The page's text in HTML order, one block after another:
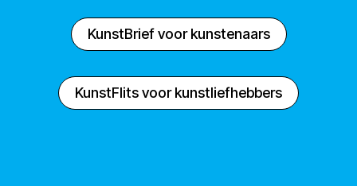
KunstBrief voor kunstenaars
KunstFlits voor kunstliefhebbers